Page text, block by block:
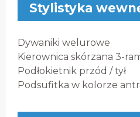
Stylistyka
Dywaniki welurowe
Kierownica skórzana 3-
Podłokietnik przód / tył
Podsufitka w kolorze